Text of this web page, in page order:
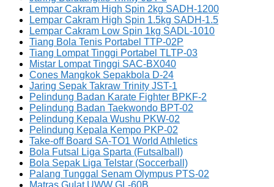
Lempar Cakram High Spin 2kg SADH-1200
Lempar Cakram High Spin 1.5kg SADH-1.5
Lempar Cakram Low Spin 1kg SADL-1010
Tiang Bola Tenis Portabel TTP-02P
Tiang Lompat Tinggi Portabel TLTP-03
Mistar Lompat Tinggi SAC-BX040
Cones Mangkok Sepakbola D-24
Jaring Sepak Takraw Trinity JST-1
Pelindung Badan Karate Fighter BPKF-2
Pelindung Badan Taekwondo BPT-02
Pelindung Kepala Wushu PKW-02
Pelindung Kepala Kempo PKP-02
Take-off Board SA-TO1 World Athletics
Bola Futsal Liga Sparta (Futsalball)
Bola Sepak Liga Telstar (Soccerball)
Palang Tunggal Senam Olympus PTS-02
Matras Gulat UWW GL-60B